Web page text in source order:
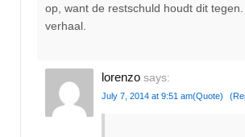
op, want de restschuld houdt dit tegen.
verhaal.
lorenzo says:
July 7, 2014 at 9:51 am(Quote)